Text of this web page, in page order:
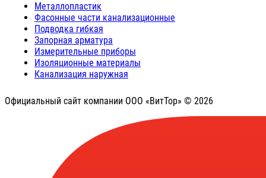
Металлопластик
Фасонные части канализационные
Подводка гибкая
Запорная арматура
Измерительные приборы
Изоляционные материалы
Канализация наружная
Официальный сайт компании ООО «ВитТор» © 2026